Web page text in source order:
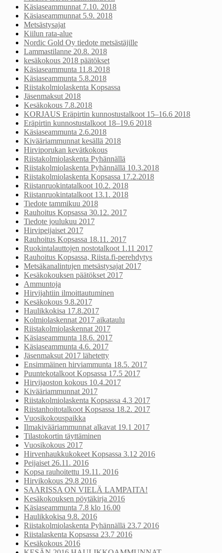
Käsiaseammunnat 7.10. 2018
Käsiaseammunnat 5.9. 2018
Metsästysajat
Kiilun rata-alue
Nordic Gold Oy tiedote metsästäjille
Lammastilanne 20.8. 2018
kesäkokous 2018 päätökset
Käsiaseammunta 11.8.2018
Käsiaseammunta 5.8.2018
Riistakolmiolaskenta Kopsassa
Jäsenmaksut 2018
Kesäkokous 7.8.2018
KORJAUS Eräpirtin kunnostustalkoot 15–16.6 2018
Eräpirtin kunnostustalkoot 18–19.6 2018
Käsiaseammunta 2.6.2018
Kivääriammunnat kesällä 2018
Hirviporukan kevätkokous
Riistakolmiolaskenta Pyhännällä
Riistakolmiolaskenta Pyhännällä 10.3.2018
Riistakolmiolaskenta Kopsassa 17.2.2018
Riistanruokintatalkoot 10.2. 2018
Riistanruokintatalkoot 13.1. 2018
Tiedote tammikuu 2018
Rauhoitus Kopsassa 30.12. 2017
Tiedote joulukuu 2017
Hirvipeijaiset 2017
Rauhoitus Kopsassa 18.11. 2017
Ruokintalauttojen nostotalkoot 1.11 2017
Rauhoitus Kopsassa, Riista.fi-perehdytys
Metsäkanalintujen metsästysajat 2017
Kesäkokouksen päätökset 2017
Ammuntoja
Hirvijahtiin ilmoittautuminen
Kesäkokous 9.8.2017
Haulikkokisa 17.8.2017
Kolmiolaskennat 2017 aikataulu
Riistakolmiolaskennat 2017
Käsiaseammunta 18.6. 2017
Käsiaseammunta 4.6. 2017
Jäsenmaksut 2017 lähetetty
Ensimmäinen hirviammunta 18.5. 2017
Puuntekotalkoot Kopsassa 17.5 2017
Hirvijaoston kokous 10.4.2017
Kivääriammunnat 2017
Riistakolmiolaskenta Kopsassa 4.3 2017
Riistanhoitotalkoot Kopsassa 18.2. 2017
Vuosikokouspaikka
Ilmakivääriammunnat alkavat 19.1 2017
Tilastokortin täyttäminen
Vuosikokous 2017
Hirvenhaukkukokeet Kopsassa 3.12 2016
Peijaiset 26.11. 2016
Kopsa rauhoitettu 19.11. 2016
Hirvikokous 29.8 2016
SAARISSA ON VIELÄ LAMPAITA!
Kesäkokouksen pöytäkirja 2016
Käsiaseammunta 7.8 klo 16.00
Haulikkokisa 9.8. 2016
Riistakolmiolaskenta Pyhännällä 23.7 2016
Riistalaskenta Kopsassa 23.7 2016
Kesäkokous 2016